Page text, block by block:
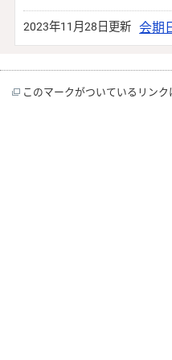
2023年11月28日更新 会期
このマークがついているリン